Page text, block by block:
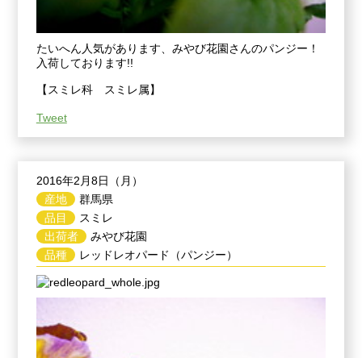
たいへん人気があります、みやび花園さんのパンジー！
入荷しております!!
【スミレ科 スミレ属】
Tweet
2016年2月8日（月）
産地
群馬県
品目
スミレ
出荷者
みやび花園
品種
レッドレオパード（パンジー）